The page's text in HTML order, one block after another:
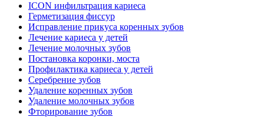
ICON инфильтрация кариеса
Герметизация фиссур
Исправление прикуса коренных зубов
Лечение кариеса у детей
Лечение молочных зубов
Постановка коронки, моста
Профилактика кариеса у детей
Серебрение зубов
Удаление коренных зубов
Удаление молочных зубов
Фторирование зубов